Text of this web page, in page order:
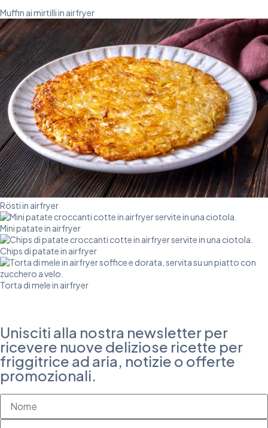
Muffin ai mirtilli in airfryer
Rösti in airfryer
Mini patate in airfryer
Chips di patate in airfryer
Torta di mele in airfryer
Unisciti alla nostra newsletter per
ricevere nuove deliziose ricette per
friggitrice ad aria, notizie o offerte
promozionali.